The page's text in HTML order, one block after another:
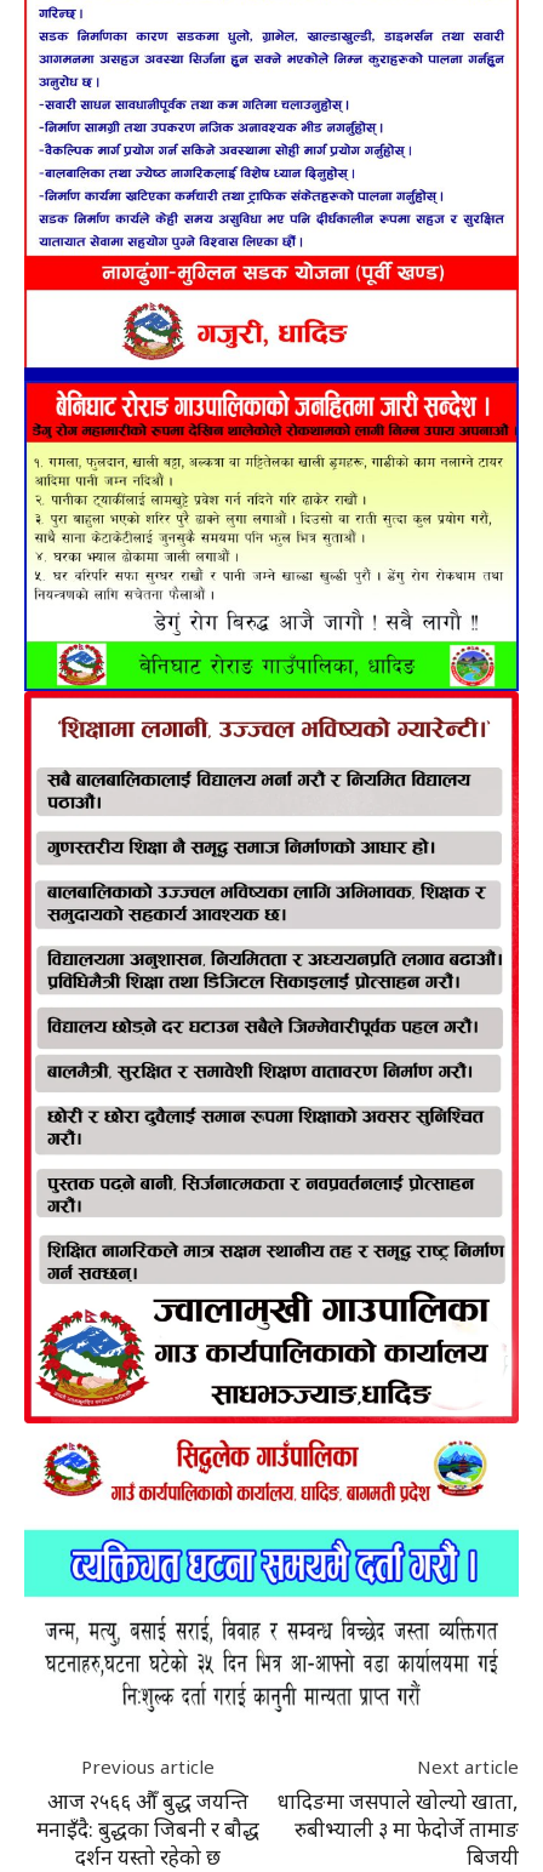
Previous article
आज २५६६ औँ बुद्ध जयन्ति
मनाइँदै: बुद्धका जिबनी र बौद्ध
दर्शन यस्तो रहेको छ
Next article
धादिङमा जसपाले खोल्यो खाता,
रुबीभ्याली ३ मा फेदोर्जे तामाङ
बिजयी